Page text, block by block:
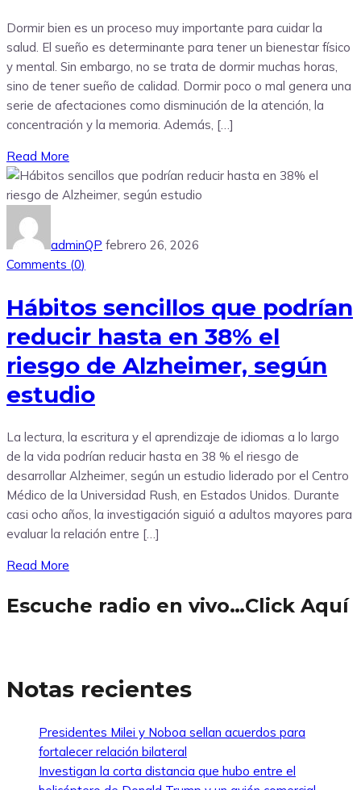
Dormir bien es un proceso muy importante para cuidar la
salud. El sueño es determinante para tener un bienestar físico
y mental. Sin embargo, no se trata de dormir muchas horas,
sino de tener sueño de calidad. Dormir poco o mal genera una
serie de afectaciones como disminución de la atención, la
concentración y la memoria. Además, […]
Read More
adminQP febrero 26, 2026
Comments (0)
Hábitos sencillos que podrían
reducir hasta en 38% el
riesgo de Alzheimer, según
estudio
La lectura, la escritura y el aprendizaje de idiomas a lo largo
de la vida podrían reducir hasta en 38 % el riesgo de
desarrollar Alzheimer, según un estudio liderado por el Centro
Médico de la Universidad Rush, en Estados Unidos. Durante
casi ocho años, la investigación siguió a adultos mayores para
evaluar la relación entre […]
Read More
Escuche radio en vivo…Click Aquí
Notas recientes
Presidentes Milei y Noboa sellan acuerdos para
fortalecer relación bilateral
Investigan la corta distancia que hubo entre el